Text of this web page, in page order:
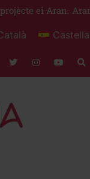
ei Aran.